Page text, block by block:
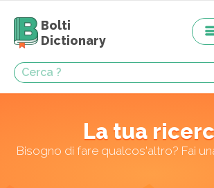
Bolti
Dictionary
La tua
Bisogno di fare qualcos'altro? Fai